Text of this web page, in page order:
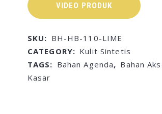
VIDEO PRODUK
SKU: BH-HB-110-LIME
CATEGORY: Kulit Sintetis
TAGS: Bahan Agenda, Bahan
Kasar